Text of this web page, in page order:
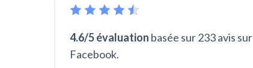
4.6/5 évaluation basée sur 233 avis sur
Facebook.